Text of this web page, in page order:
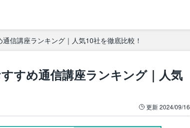
通信講座ランキング｜人気10社を徹底比較！
すすめ通信講座ランキング｜人気
更新2024/09/16